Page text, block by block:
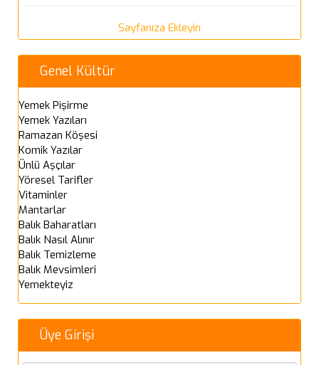
Sayfanıza Ekleyin
Genel Kültür
Yemek Pişirme
Yemek Yazıları
Ramazan Köşesi
Komik Yazılar
Ünlü Aşçılar
Yöresel Tarifler
Vitaminler
Mantarlar
Balık Baharatları
Balık Nasıl Alınır
Balık Temizleme
Balık Mevsimleri
Yemekteyiz
Üye Girişi